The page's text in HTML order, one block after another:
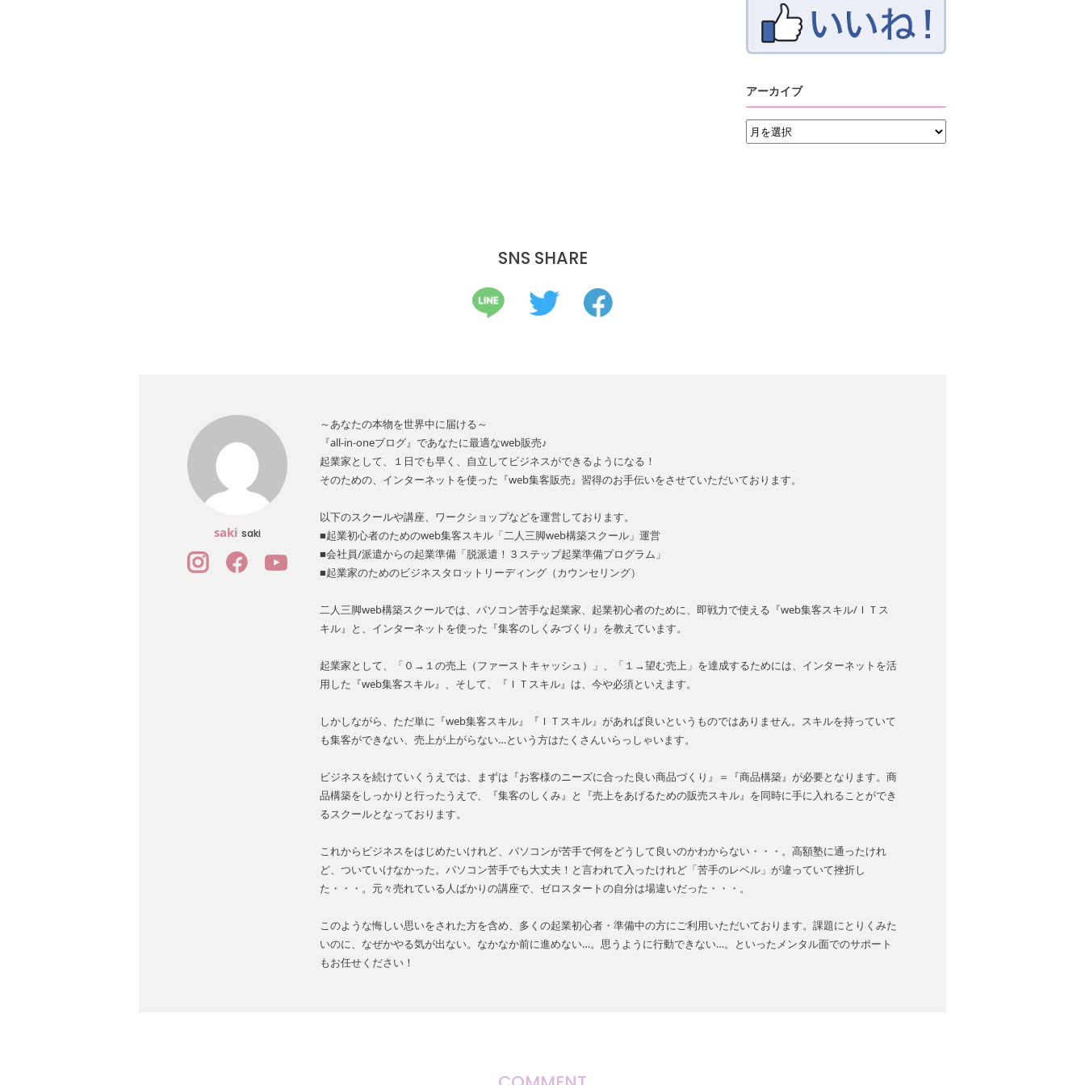
アーカイブ
ア
ー
カ
SNS SHARE
saki saki
～あなたの本物を世界中に届ける～
『all-in-oneブログ』であなたに最適なweb販売♪
起業家として、１日でも早く、自立してビジネスができるようになる！
そのための、インターネットを使った『web集客販売』習得のお手伝いをさせていただいております。
以下のスクールや講座、ワークショップなどを運営しております。
■起業初心者のためのweb集客スキル「二人三脚web構築スクール」運営
■会社員/派遣からの起業準備「脱派遣！３ステップ起業準備プログラム」
■起業家のためのビジネスタロットリーディング（カウンセリング）
二人三脚web構築スクールでは、パソコン苦手な起業家、起業初心者のために、即戦力で使える『web集客スキル/ＩＴス
キル』と、インターネットを使った『集客のしくみづくり』を教えています。
起業家として、「０→１の売上（ファーストキャッシュ）」、「１→望む売上」を達成するためには、インターネットを活
用した『web集客スキル』、そして、『ＩＴスキル』は、今や必須といえます。
しかしながら、ただ単に『web集客スキル』『ＩＴスキル』があれば良いというものではありません。スキルを持っていて
も集客ができない、売上が上がらない…という方はたくさんいらっしゃいます。
ビジネスを続けていくうえでは、まずは『お客様のニーズに合った良い商品づくり』＝『商品構築』が必要となります。商
品構築をしっかりと行ったうえで、『集客のしくみ』と『売上をあげるための販売スキル』を同時に手に入れることができ
るスクールとなっております。
これからビジネスをはじめたいけれど、パソコンが苦手で何をどうして良いのかわからない・・・。高額塾に通ったけれ
ど、ついていけなかった。パソコン苦手でも大丈夫！と言われて入ったけれど「苦手のレベル」が違っていて挫折し
た・・・。元々売れている人ばかりの講座で、ゼロスタートの自分は場違いだった・・・。
このような悔しい思いをされた方を含め、多くの起業初心者・準備中の方にご利用いただいております。課題にとりくみた
いのに、なぜかやる気が出ない。なかなか前に進めない…。思うように行動できない…。といったメンタル面でのサポート
もお任せください！